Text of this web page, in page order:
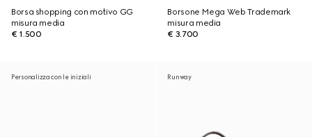
Borsa shopping con motivo GG
misura media
€ 1.500
Borsone Mega Web Trademark
misura media
€ 3.700
Personalizza con le iniziali Runway